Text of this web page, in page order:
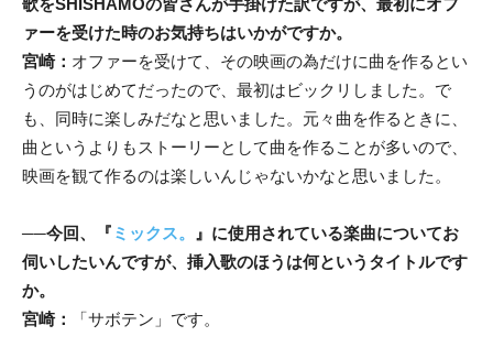
ァーを受けた時のお気持ちはいかがですか。
宮崎： オファーを受けて、その映画の為だけに曲を作るとい
うのがはじめてだったので、最初はビックリしました。で
も、同時に楽しみだなと思いました。元々曲を作るときに、
曲というよりもストーリーとして曲を作ることが多いので、
映画を観て作るのは楽しいんじゃないかなと思いました。
──今回、『 ミックス。
』に使用されている楽曲についてお
伺いしたいんですが、挿入歌のほうは何というタイトルです
か。
宮崎：
「サボテン」です。